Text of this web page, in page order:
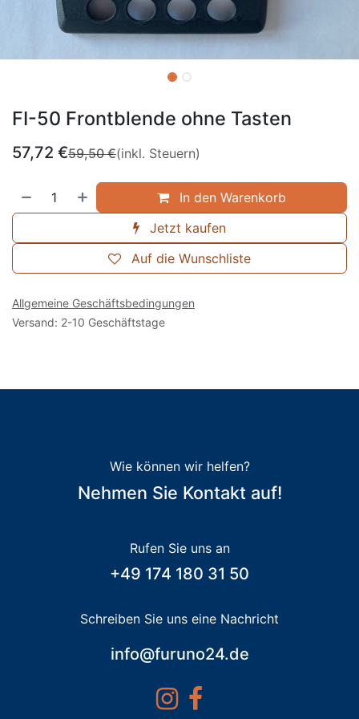
FI-50 Frontblende ohne Tasten
57,72 €59,50€(inkl. Steuern)
In den Warenkorb
Jetzt kaufen
Auf die Wunschliste
Allgemeine Geschäftsbedingungen
Versand: 2-10 Geschäftstage
Wie können wir helfen?
Nehmen Sie Kontakt auf!
Rufen Sie uns an
+49 174 180 31 50
Schreiben Sie uns eine Nachricht
info@furuno24.de